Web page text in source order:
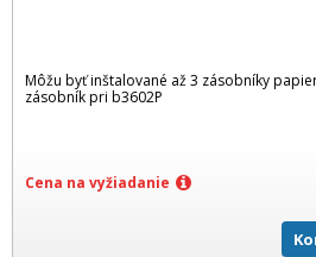
Môžu byť inštalované až 3 zásobníky
zásobník pri b3602P
Cena na vyžiadanie